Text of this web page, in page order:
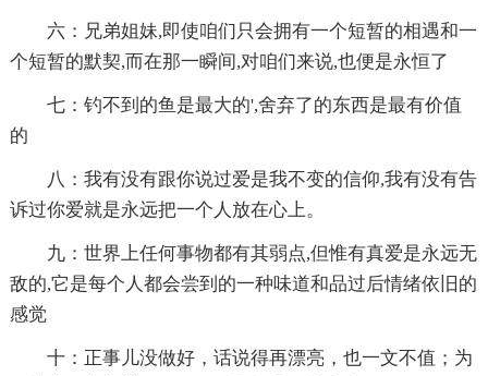
六：兄弟姐妹,即使咱们只会拥有一个短暂的相遇和一
个短暂的默契,而在那一瞬间,对咱们来说,也便是永恒了
七：钓不到的鱼是最大的',舍弃了的东西是最有价值
的
八：我有没有跟你说过爱是我不变的信仰,我有没有告
诉过你爱就是永远把一个人放在心上。
九：世界上任何事物都有其弱点,但惟有真爱是永远无
敌的,它是每个人都会尝到的一种味道和品过后情绪依旧的
感觉
十：正事儿没做好，话说得再漂亮，也一文不值；为